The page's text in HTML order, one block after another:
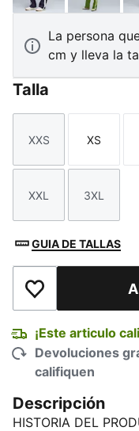
La persona
cm y lleva la
Talla
Talla
XXS
Talla
XS
Talla
XXL
Talla
3XL
GUIA DE TALLAS
Añadir a la lista
¡Este articulo
Devoluciones
califiquen
Descripción
HISTORIA DEL